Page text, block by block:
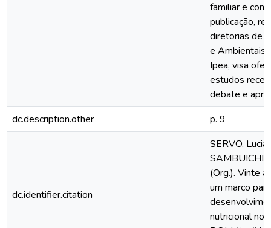
familiar e
publicação,
diretorias de
e Ambientais
Ipea, visa
estudos
debate e
dc.description.other
p. 9
dc.identifier.citation
SERVO,
SAMBUICHI,
(Org.). Vinte
um marco
nutricional no